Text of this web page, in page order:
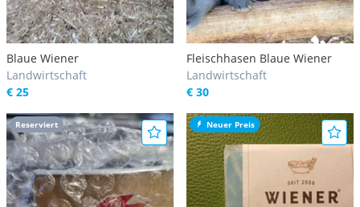
Blaue Wiener
Landwirtschaft
€ 25
Fleischhasen Blaue Wiener
Landwirtschaft
€ 30
Reserviert Neuer Preis